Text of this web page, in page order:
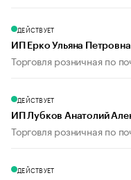
ДЕЙСТВУЕТ
ИП Ерко Ульяна Петровна
Торговля розничная по
ДЕЙСТВУЕТ
ИП Лубков Анатолий
Торговля розничная по
ДЕЙСТВУЕТ